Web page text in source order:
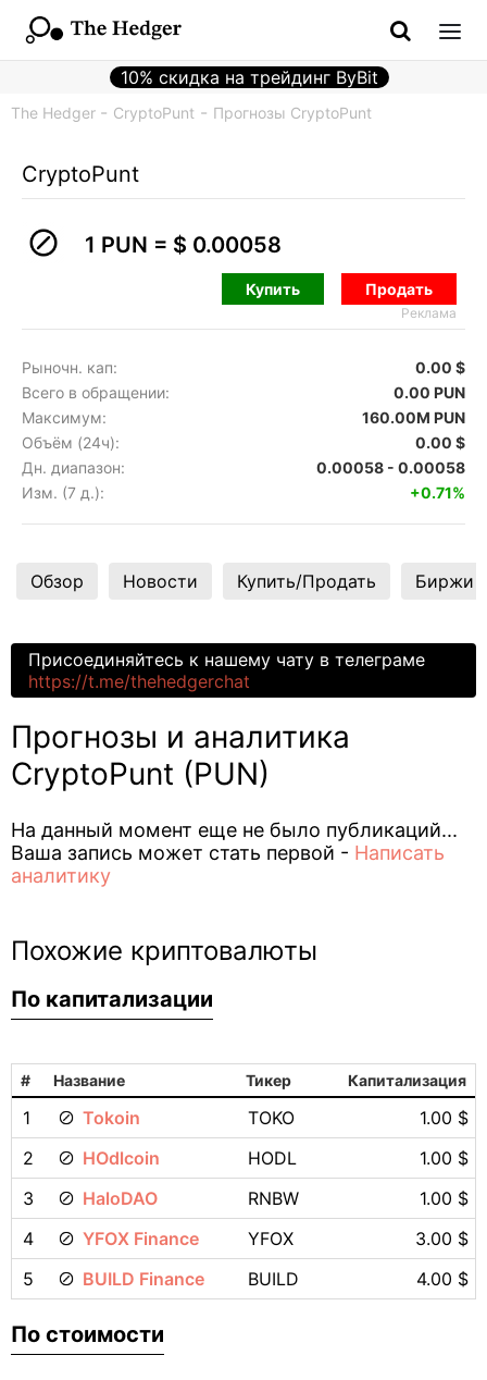
10% скидка на трейдинг ByBit
The Hedger CryptoPunt Прогнозы CryptoPunt
CryptoPunt
1 PUN = $ 0.00058
Купить Продать
Реклама
Рыночн. кап:
0.00 $
Всего в обращении:
0.00 PUN
Максимум:
160.00M PUN
Объём (24ч):
0.00 $
Дн. диапазон:
0.00058 - 0.00058
Изм. (7 д.):
+0.71%
Обзор Новости Купить/Продать Биржи
Присоединяйтесь к нашему чату в телеграме
https://t.me/thehedgerchat
Прогнозы и аналитика
CryptoPunt (PUN)
На данный момент еще не было публикаций...
Ваша запись может стать первой - Написать
аналитику
Похожие криптовалюты
По капитализации
# Название Тикер Капитализация
1 Tokoin TOKO
1.00 $
2
HOdlcoin HODL
1.00 $
3
HaloDAO RNBW
1.00 $
4
YFOX Finance YFOX
3.00 $
5
BUILD Finance BUILD 4.00 $
По стоимости